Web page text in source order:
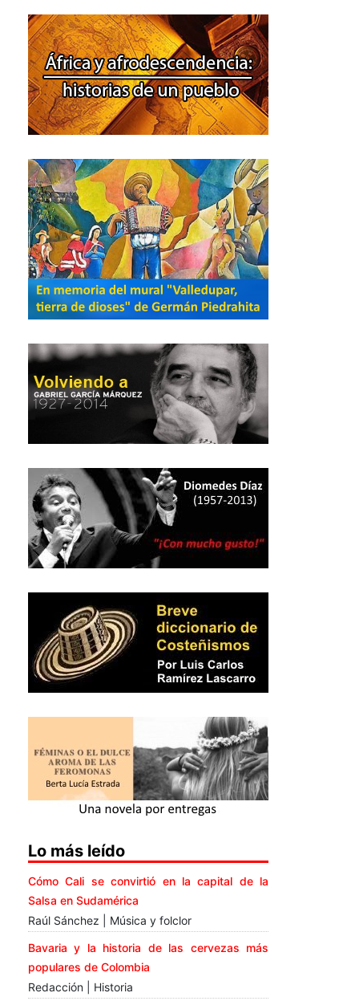
Lo más leído
Cómo Cali se convirtió en la capital de la
Salsa en Sudamérica
Raúl Sánchez | Música y folclor
Bavaria y la historia de las cervezas más
populares de Colombia
Redacción | Historia